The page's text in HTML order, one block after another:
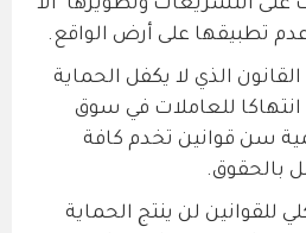
على التشريعات وتطويرها الا
تطبيقها على أرض الواقع.
الذي لا يكفل الحماية
للعاملات في سوق
سن قوانين تخدم كافة
بالحقوق.
للقوانين لن ينتج الحماية